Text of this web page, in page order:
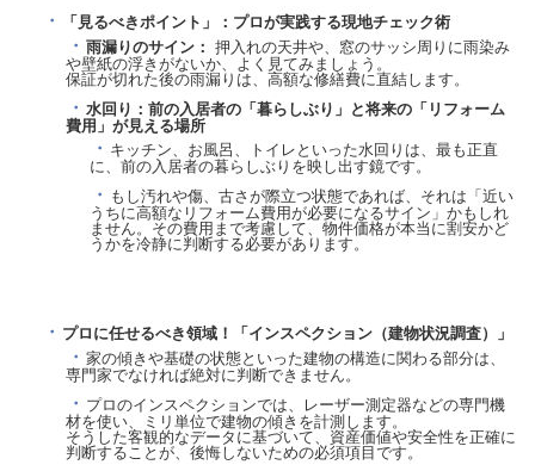
「見るべきポイント」：プロが実践する現地チェック術
雨漏りのサイン： 押入れの天井や、窓のサッシ周りに雨染み
や壁紙の浮きがないか、よく見てみましょう。
保証が切れた後の雨漏りは、高額な修繕費に直結します。
水回り：前の入居者の「暮らしぶり」と将来の「リフォーム
費用」が見える場所
キッチン、お風呂、トイレといった水回りは、最も正直
に、前の入居者の暮らしぶりを映し出す鏡です。
もし汚れや傷、古さが際立つ状態であれば、それは「近い
うちに高額なリフォーム費用が必要になるサイン」かもしれ
ません。その費用まで考慮して、物件価格が本当に割安かど
うかを冷静に判断する必要があります。
プロに任せるべき領域！「インスペクション（建物状況調査）」
家の傾きや基礎の状態といった建物の構造に関わる部分は、
専門家でなければ絶対に判断できません。
プロのインスペクションでは、レーザー測定器などの専門機
材を使い、ミリ単位で建物の傾きを計測します。
そうした客観的なデータに基づいて、資産価値や安全性を正確に
判断することが、後悔しないための必須項目です。